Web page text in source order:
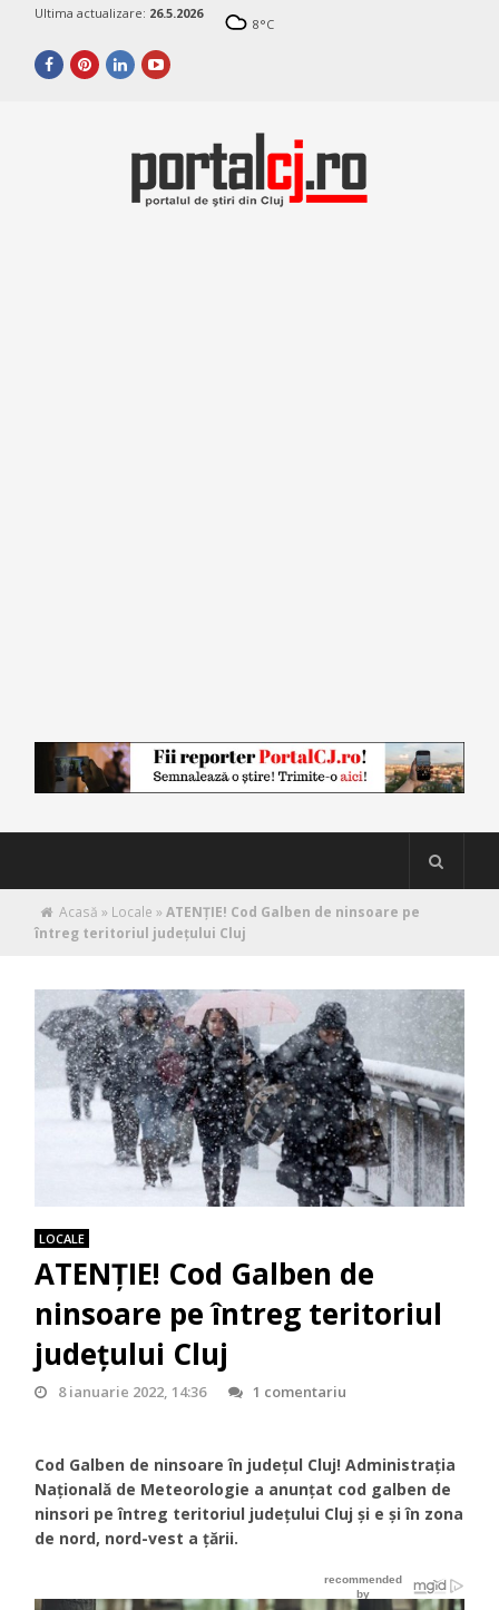
Ultima actualizare: 26.5.2026
8°C
Acasă » Locale »ATENȚIE! Cod Galben de ninsoare pe
întreg teritoriul județului Cluj
LOCALE
ATENȚIE! Cod Galben de
ninsoare pe întreg teritoriul
județului Cluj
8 ianuarie 2022, 14:36 1 comentariu
Cod Galben de ninsoare în județul Cluj! Administraţia
Naţională de Meteorologie a anunţat cod galben de
ninsori pe întreg teritoriul județului Cluj și e şi în zona
de nord, nord-vest a țării.